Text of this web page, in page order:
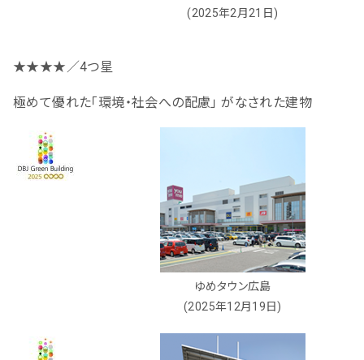
(2025年2月21日)
★★★★／4つ星
極めて優れた「環境・社会への配慮」 がなされた建物
ゆめタウン広島
(2025年12月19日)